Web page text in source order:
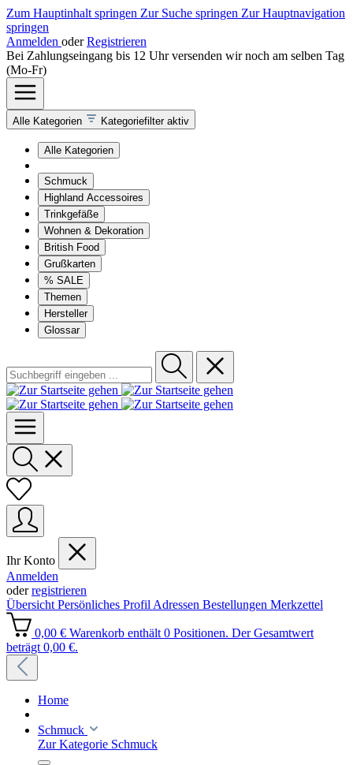
Zum Hauptinhalt springen Zur Suche springen Zur Hauptnavigation
springen
Anmelden oder Registrieren
Bei Zahlungseingang bis 12 Uhr versenden wir noch am selben Tag
(Mo-Fr)
Alle Kategorien Kategoriefilter aktiv
Alle Kategorien
Schmuck
Highland Accessoires
Trinkgefäße
Wohnen & Dekoration
British Food
Grußkarten
% SALE
Themen
Hersteller
Glossar
Ihr Konto
Anmelden
oderregistrieren
Übersicht Persönliches Profil Adressen Bestellungen Merkzettel
0,00 € Warenkorb enthält 0 Positionen. Der Gesamtwert
beträgt 0,00 €.
Home
Schmuck
Zur Kategorie Schmuck